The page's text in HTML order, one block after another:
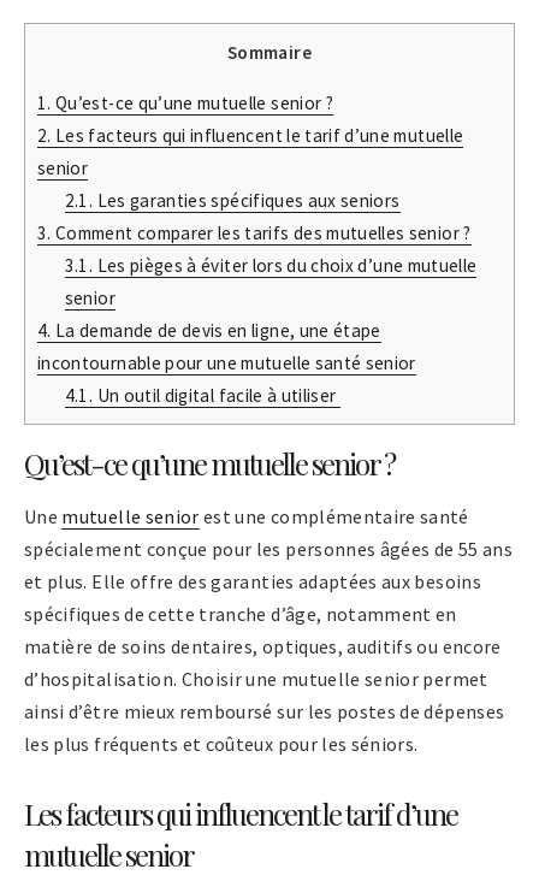
Sommaire
1. Qu’est-ce qu’une mutuelle senior ?
2. Les facteurs qui influencent le tarif d’une mutuelle
senior
2.1. Les garanties spécifiques aux seniors
3. Comment comparer les tarifs des mutuelles senior ?
3.1. Les pièges à éviter lors du choix d’une mutuelle
senior
4. La demande de devis en ligne, une étape
incontournable pour une mutuelle santé senior
4.1. Un outil digital facile à utiliser
Qu’est-ce qu’une mutuelle senior ?
Une mutuelle senior est une complémentaire santé
spécialement conçue pour les personnes âgées de 55 ans
et plus. Elle offre des garanties adaptées aux besoins
spécifiques de cette tranche d’âge, notamment en
matière de soins dentaires, optiques, auditifs ou encore
d’hospitalisation. Choisir une mutuelle senior permet
ainsi d’être mieux remboursé sur les postes de dépenses
les plus fréquents et coûteux pour les séniors.
Les facteurs qui influencent le tarif d’une
mutuelle senior